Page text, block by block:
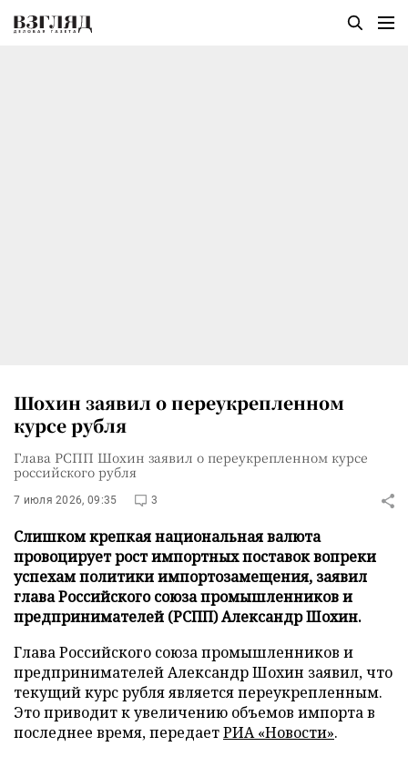
Шохин заявил о переукрепленном
курсе рубля
Глава РСПП Шохин заявил о переукрепленном курсе
российского рубля
7 июля 2026, 09:35 3
Слишком крепкая национальная валюта
провоцирует рост импортных поставок вопреки
успехам политики импортозамещения, заявил
глава Российского союза промышленников и
предпринимателей (РСПП) Александр Шохин.
Глава Российского союза промышленников и
предпринимателей Александр Шохин заявил, что
текущий курс рубля является переукрепленным.
Это приводит к увеличению объемов импорта в
последнее время, передаетРИА «Новости».